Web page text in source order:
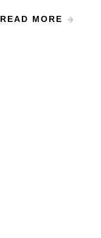
READ MORE